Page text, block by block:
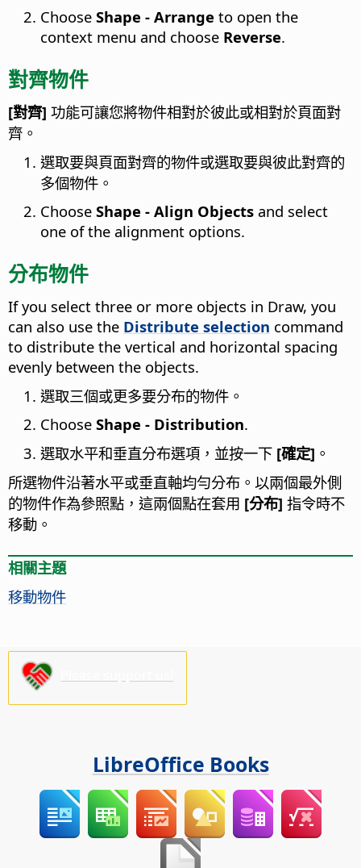
Choose Shape - Arrange to open the
context menu and choose Reverse.
對齊物件
[對齊] 功能可讓您將物件相對於彼此或相對於頁面對
齊。
選取要與頁面對齊的物件或選取要與彼此對齊的
多個物件。
Choose Shape - Align Objects and select
one of the alignment options.
分布物件
If you select three or more objects in Draw, you
can also use the Distribute selection command
to distribute the vertical and horizontal spacing
evenly between the objects.
選取三個或更多要分布的物件。
Choose Shape - Distribution.
選取水平和垂直分布選項，並按一下 [確定] 。
所選物件沿著水平或垂直軸均勻分布。以兩個最外側
的物件作為參照點，這兩個點在套用 [分布] 指令時不
移動。
相關主題
移動物件
LibreOffice Books